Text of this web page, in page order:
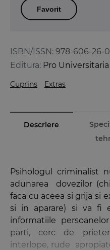
ISBN/ISSN: 978-606-26-
Editura: Pro Universitaria
Cuprins Extras
Favorit
Descriere
Psihologul criminalist
adunarea dovezilor
faca cu aceea si grija si
si in aparare) si va fi
informatiile
parti, cerc de
interlope, rude